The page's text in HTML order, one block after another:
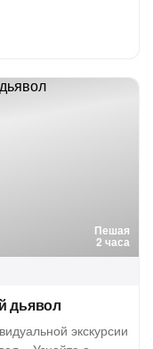
Пешая
2 часа
дьявол
экскурсии